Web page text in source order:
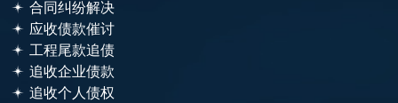
合同纠纷解决
应收债款催讨
工程尾款追债
追收企业债款
追收个人债权